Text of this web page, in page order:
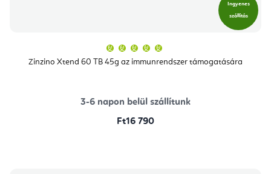
Ingyenes
szállítás
Zinzino Xtend 60 TB 45g az immunrendszer támogatására
átlagos
értékelése
csillag.
3-6 napon belül szállítunk
Ft16 790